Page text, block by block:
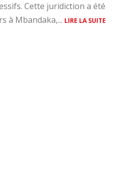
Cette juridiction a été
à Mbandaka,... LIRE LA SUITE